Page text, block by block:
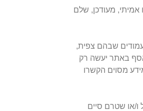
מעודכן, שלם
שבהם צפית,
באתר יעשה רק
מסוים הקשרו
או שטרם סיים